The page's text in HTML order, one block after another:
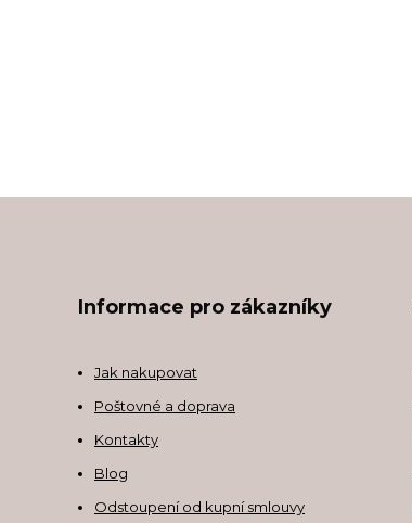
Informace pro zákazníky
Jak nakupovat
Poštovné a doprava
Kontakty
Blog
Odstoupení od kupní smlouvy